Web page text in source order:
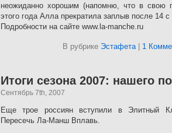
неожиданно хорошим (напомню, что в свою
этого года Алла прекратила заплыв после 14
Подробности на сайте www.la-manche.ru
В рубрике Эстафета| 1
Итоги сезона 2007: нашего
Сентябрь 7th, 2007
Еще трое россиян вступили в Элитный
Пересечь Ла-Манш Вплавь.